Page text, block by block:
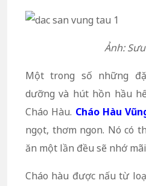
Ảnh:
Một trong số những
dưỡng và hút hồn hầu
Cháo Hàu. Cháo Hàu
ngọt, thơm ngon. Nó có
ăn một lần đều sẽ nhớ
Cháo hàu được nấu từ